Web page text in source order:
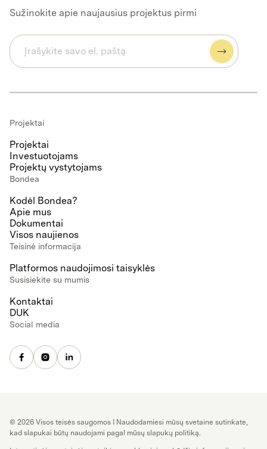
Projektai
Projektai
Investuotojams
Projektų vystytojams
Bondea
Kodėl Bondea?
Apie mus
Dokumentai
Visos naujienos
Teisinė informacija
Platformos naudojimosi taisyklės
Susisiekite su mumis
Kontaktai
DUK
Social media
Sužinokite apie naujausius projektus pirmi
© 2026 Visos teisės saugomos I Naudodamiesi mūsų svetaine sutinkate,
kad slapukai būtų naudojami pagal mūsų slapukų politiką.